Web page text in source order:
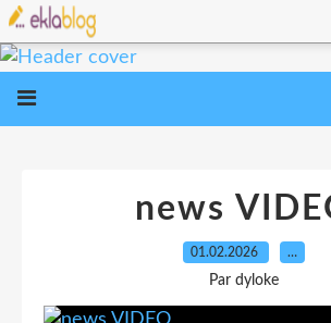
news
01.02.2026 …
Par dyloke